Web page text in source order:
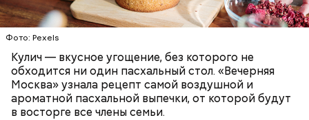
Фото: Pexels
Кулич — вкусное угощение, без которого не
обходится ни один пасхальный стол. «Вечерняя
Москва» узнала рецепт самой воздушной и
ароматной пасхальной выпечки, от которой будут
в восторге все члены семьи.